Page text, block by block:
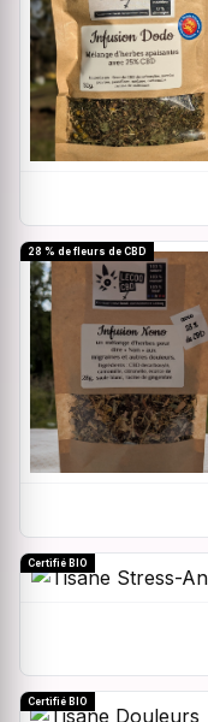
28 % de fleurs de CBD
Certifié BIO
Certifié BIO